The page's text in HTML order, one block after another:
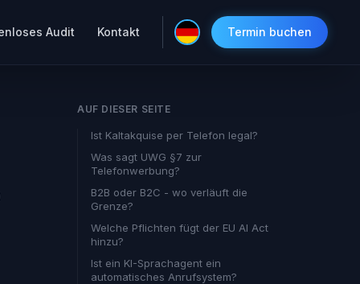
Audit Kontakt Termin buchen
AUF DIESER SEITE
Ist Kaltakquise per Telefon legal?
Was sagt UWG §7 zur
Telefonwerbung?
B2B oder B2C - wo verläuft die
Grenze?
Welche Pflichten fügt der EU AI Act
hinzu?
Ist ein KI-Sprachagent ein
automatisches Anrufsystem?